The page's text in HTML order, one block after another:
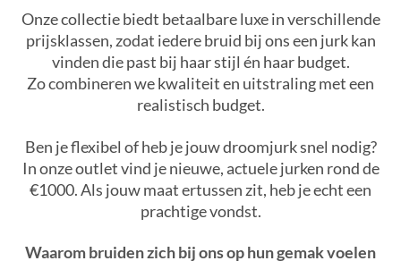
Onze collectie biedt betaalbare luxe in verschillende
prijsklassen, zodat iedere bruid bij ons een jurk kan
vinden die past bij haar stijl én haar budget.
Zo combineren we kwaliteit en uitstraling met een
realistisch budget.
Ben je flexibel of heb je jouw droomjurk snel nodig?
In onze outlet vind je nieuwe, actuele jurken rond de
€1000. Als jouw maat ertussen zit, heb je echt een
prachtige vondst.
Waarom bruiden zich bij ons op hun gemak voelen